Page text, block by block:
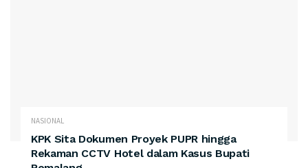
NASIONAL
KPK Sita Dokumen Proyek PUPR hingga
Rekaman CCTV Hotel dalam Kasus Bupati